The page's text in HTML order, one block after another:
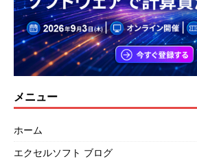
メニュー
ホーム
エクセルソフト ブログ